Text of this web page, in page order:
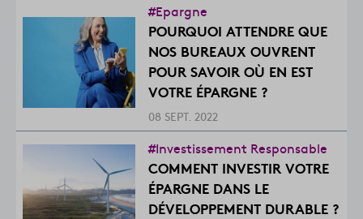
#Epargne
POURQUOI ATTENDRE QUE
NOS BUREAUX OUVRENT
POUR SAVOIR OÙ EN EST
VOTRE ÉPARGNE ?
08 SEPT. 2022
#Investissement Responsable
COMMENT INVESTIR VOTRE
ÉPARGNE DANS LE
DÉVELOPPEMENT DURABLE ?